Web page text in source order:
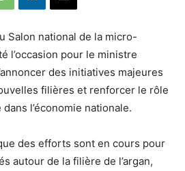
Salon national de la micro-
l’occasion pour le ministre
des initiatives majeures
filières et renforcer le rôle
l’économie nationale.
des efforts sont en cours pour
autour de la filière de l’argan,